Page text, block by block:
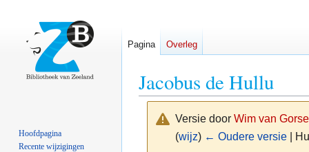
Jacobus de Hullu
Versie door Wim van
(wijz) ← Oudere versie|
Pagina Overleg
Hoofdpagina
Recente wijzigingen